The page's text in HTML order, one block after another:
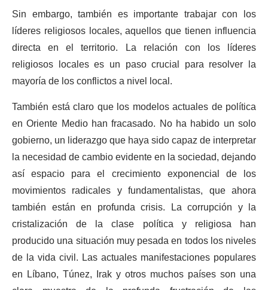
Sin embargo, también es importante trabajar con los
líderes religiosos locales, aquellos que tienen influencia
directa en el territorio. La relación con los líderes
religiosos locales es un paso crucial para resolver la
mayoría de los conflictos a nivel local.
También está claro que los modelos actuales de política
en Oriente Medio han fracasado. No ha habido un solo
gobierno, un liderazgo que haya sido capaz de interpretar
la necesidad de cambio evidente en la sociedad, dejando
así espacio para el crecimiento exponencial de los
movimientos radicales y fundamentalistas, que ahora
también están en profunda crisis. La corrupción y la
cristalización de la clase política y religiosa han
producido una situación muy pesada en todos los niveles
de la vida civil. Las actuales manifestaciones populares
en Líbano, Túnez, Irak y otros muchos países son una